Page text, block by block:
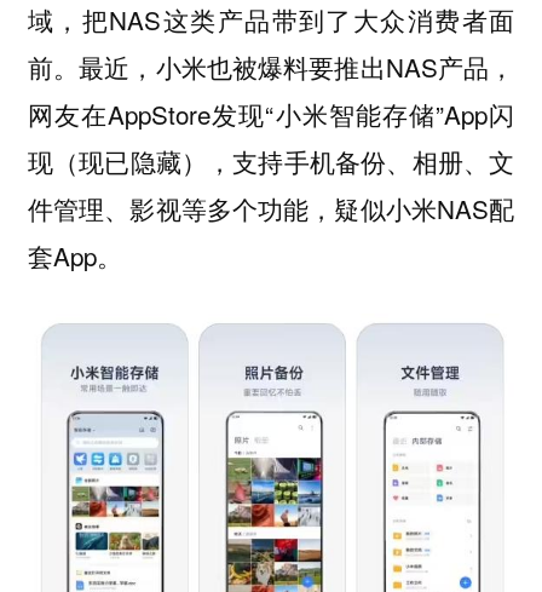
域，把NAS这类产品带到了大众消费者面
前。最近，小米也被爆料要推出NAS产品，
网友在AppStore发现“小米智能存储”App闪
现（现已隐藏），支持手机备份、相册、文
件管理、影视等多个功能，疑似小米NAS配
套App。